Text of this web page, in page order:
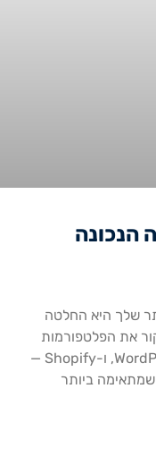
הנכונה
שלך היא החלטה
את הפלטפורמות
המובילות — WordPress, Wix, Squarespace, ו-Shopify —
ביותר